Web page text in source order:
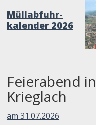
Müllabfuhr-
kalender 2026
Feierabend in
Krieglach
am 31.07.2026